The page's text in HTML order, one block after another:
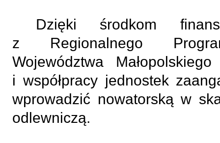
Dzięki środkom
z Regionalnego
Województwa
i współpracy jednostek
wprowadzić nowatorską w
odlewniczą.